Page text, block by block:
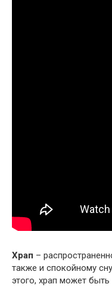
Храп –
также и спокойному
этого, храп может